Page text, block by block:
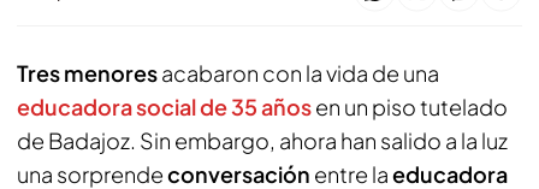
Tres menoresacabaron con la vida de una
educadora social de 35 añosen un piso tutelado
de Badajoz. Sin embargo, ahora han salido a la luz
una sorprendeconversación entre laeducadora